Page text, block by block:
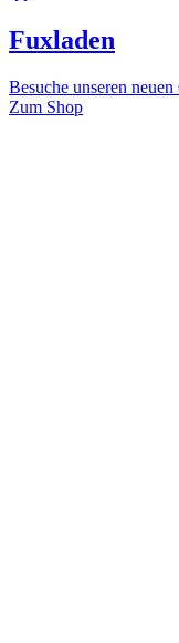
Fuxladen
Besuche unseren
Zum Shop